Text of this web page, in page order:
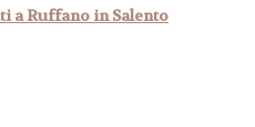
a Ruffano in Salento